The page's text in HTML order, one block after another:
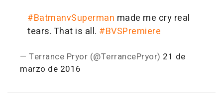
#BatmanvSuperman made me cry real
tears. That is all. #BVSPremiere
— Terrance Pryor (@TerrancePryor) 21 de
marzo de 2016